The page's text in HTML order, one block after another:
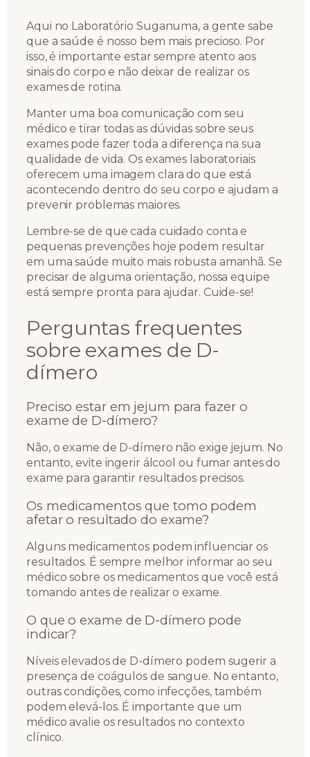
Aqui no Laboratório Suganuma, a gente sabe
que a saúde é nosso bem mais precioso. Por
isso, é importante estar sempre atento aos
sinais do corpo e não deixar de realizar os
exames de rotina.
Manter uma boa comunicação com seu
médico e tirar todas as dúvidas sobre seus
exames pode fazer toda a diferença na sua
qualidade de vida. Os exames laboratoriais
oferecem uma imagem clara do que está
acontecendo dentro do seu corpo e ajudam a
prevenir problemas maiores.
Lembre-se de que cada cuidado conta e
pequenas prevenções hoje podem resultar
em uma saúde muito mais robusta amanhã. Se
precisar de alguma orientação, nossa equipe
está sempre pronta para ajudar. Cuide-se!
Perguntas frequentes
sobre exames de D-
dímero
Preciso estar em jejum para fazer o
exame de D-dímero?
Não, o exame de D-dímero não exige jejum. No
entanto, evite ingerir álcool ou fumar antes do
exame para garantir resultados precisos.
Os medicamentos que tomo podem
afetar o resultado do exame?
Alguns medicamentos podem influenciar os
resultados. É sempre melhor informar ao seu
médico sobre os medicamentos que você está
tomando antes de realizar o exame.
O que o exame de D-dímero pode
indicar?
Níveis elevados de D-dímero podem sugerir a
presença de coágulos de sangue. No entanto,
outras condições, como infecções, também
podem elevá-los. É importante que um
médico avalie os resultados no contexto
clínico.